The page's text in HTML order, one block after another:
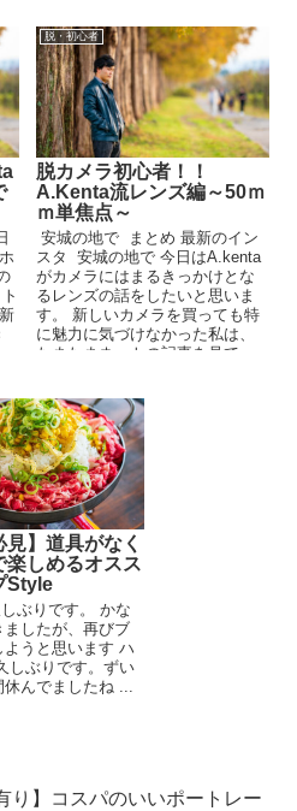
脱・初心者
脱カメラ初心者！！
A.Kenta流レンズ編～50ｍ
ｍ単焦点～
安城の地で まとめ 最新のイン
スタ 安城の地で 今日はA.kenta
がカメラにはまるきっかけとな
るレンズの話をしたいと思いま
す。 新しいカメラを買っても特
に魅力に気づけなかった私は、
たまたまネットの記事を見て、
見】道具がなく
楽しめるオスス
Style
ぶりです。 かな
ましたが、再びブ
ようと思います ハ
しぶりです。ずい
んでましたね ...
り】コスパのいいポートレー